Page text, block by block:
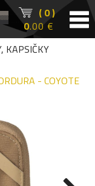
( 0 )
0.00 €
KAPSIČKY
- COYOTE